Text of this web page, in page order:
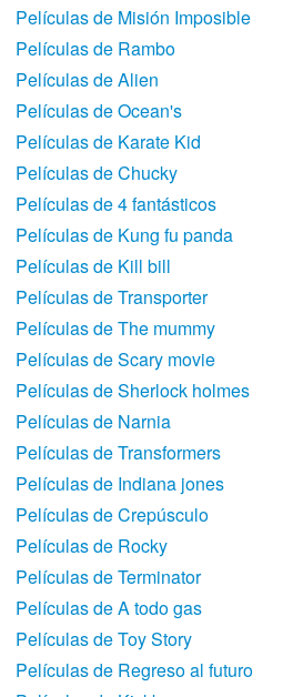
Películas de Misión Imposible
Películas de Rambo
Películas de Alien
Películas de Ocean's
Películas de Karate Kid
Películas de Chucky
Películas de 4 fantásticos
Películas de Kung fu panda
Películas de Kill bill
Películas de Transporter
Películas de The mummy
Películas de Scary movie
Películas de Sherlock holmes
Películas de Narnia
Películas de Transformers
Películas de Indiana jones
Películas de Crepúsculo
Películas de Rocky
Películas de Terminator
Películas de A todo gas
Películas de Toy Story
Películas de Regreso al futuro